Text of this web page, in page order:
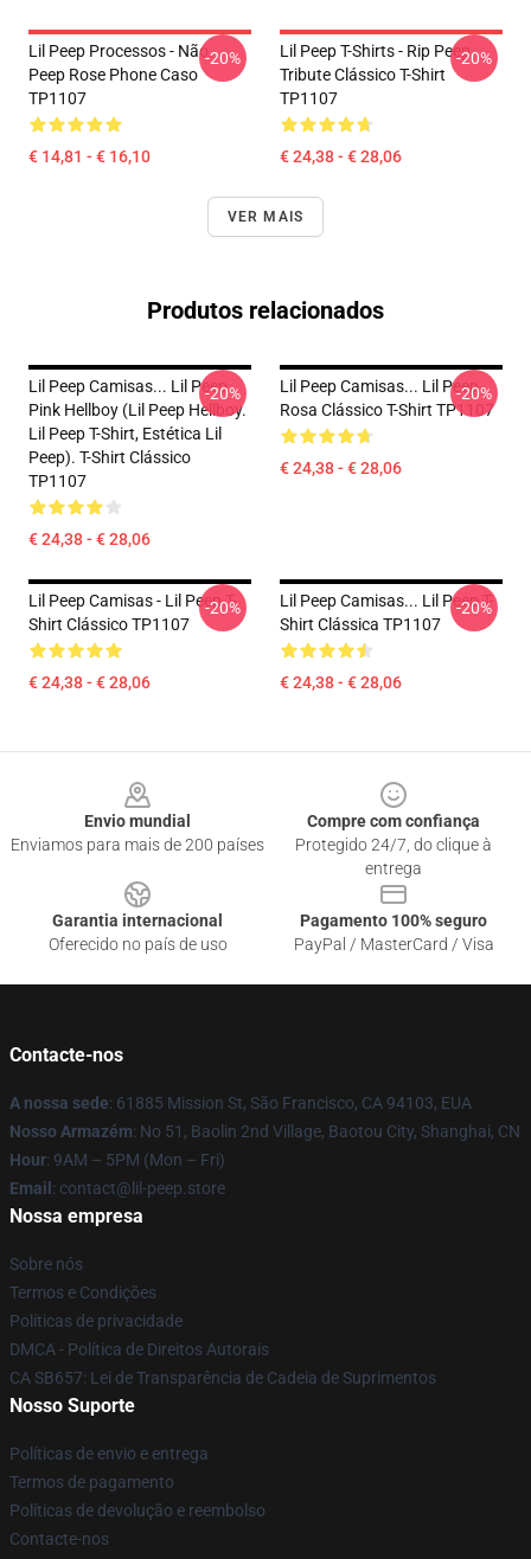
Lil Peep Processos - Não.
Peep Rose Phone Caso
TP1107
€ 14,81 - € 16,10
-20%
Lil Peep T-Shirts - Rip Peep
Tribute Clássico T-Shirt
TP1107
€ 24,38 - € 28,06
-20%
VER MAIS
Produtos relacionados
Lil Peep Camisas... Lil Peep
Pink Hellboy (Lil Peep Hellboy.
Lil Peep T-Shirt, Estética Lil
Peep). T-Shirt Clássico
TP1107
€ 24,38 - € 28,06
-20%
Lil Peep Camisas... Lil Peep
Rosa Clássico T-Shirt TP1107
€ 24,38 - € 28,06
-20%
Lil Peep Camisas - Lil Peep T-
Shirt Clássico TP1107
€ 24,38 - € 28,06
-20%
Lil Peep Camisas... Lil Peep T-
Shirt Clássica TP1107
€ 24,38 - € 28,06
-20%
Envio mundial
Enviamos para mais de 200 países
Compre com confiança
Protegido 24/7, do clique à
entrega
Garantia internacional
Oferecido no país de uso
Pagamento 100% seguro
PayPal / MasterCard / Visa
Contacte-nos
A nossa sede: 61885 Mission St, São Francisco, CA 94103, EUA
Nosso Armazém: No 51, Baolin 2nd Village, Baotou City, Shanghai, CN
Hour: 9AM – 5PM (Mon – Fri)
Email : contact@lil-peep.store
Nossa empresa
Sobre nós
Termos e Condições
Políticas de privacidade
DMCA - Política de Direitos Autorais
CA SB657: Lei de Transparência de Cadeia de Suprimentos
Nosso Suporte
Políticas de envio e entrega
Termos de pagamento
Políticas de devolução e reembolso
Contacte-nos